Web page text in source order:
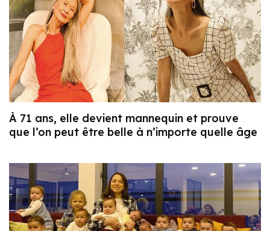
À 71 ans, elle devient mannequin et prouve
que l’on peut être belle à n’importe quelle âge